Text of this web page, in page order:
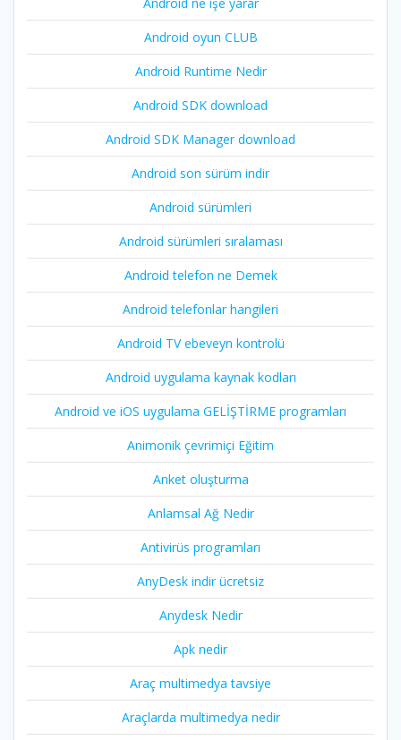
Android oyun CLUB
Android Runtime Nedir
Android SDK download
Android SDK Manager download
Android son sürüm indir
Android sürümleri
Android sürümleri sıralaması
Android telefon ne Demek
Android telefonlar hangileri
Android TV ebeveyn kontrolü
Android uygulama kaynak kodları
Android ve iOS uygulama GELİŞTİRME programları
Animonik çevrimiçi Eğitim
Anket oluşturma
Anlamsal Ağ Nedir
Antivirüs programları
AnyDesk indir ücretsiz
Anydesk Nedir
Apk nedir
Araç multimedya tavsiye
Araçlarda multimedya nedir